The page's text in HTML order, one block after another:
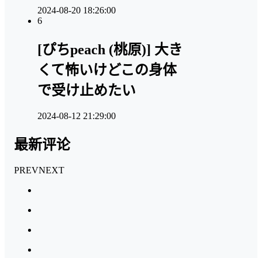
2024-08-20 18:26:00
6
[ぴちpeach (桃原)] 大き
くて怖いけどこの身体
で受け止めたい
2024-08-12 21:29:00
最新评论
PREVNEXT